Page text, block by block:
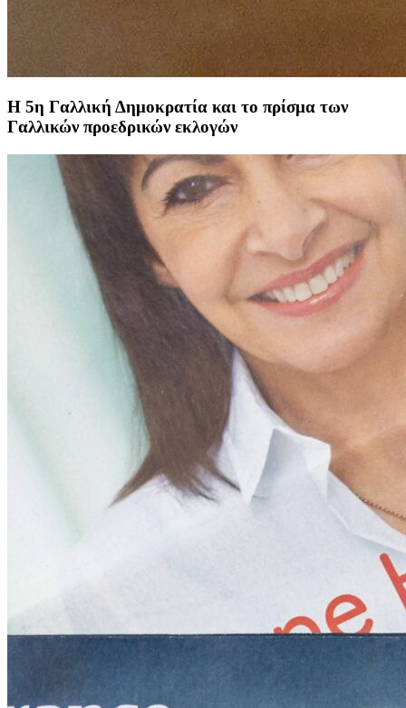
Η 5η Γαλλική Δημοκρατία και το πρίσμα των
Γαλλικών προεδρικών εκλογών